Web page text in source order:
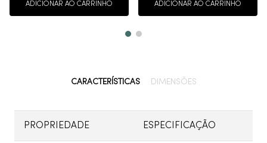
ADICIONAR AO CARRINHO ADICIONAR AO CARRINHO
CARACTERÍSTICAS DIMENSÕES
PROPRIEDADE ESPECIFICAÇÃO